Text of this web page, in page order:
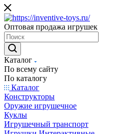
Оптовая продажа игрушек
Каталог
По всему сайту
По каталогу
Каталог
Конструкторы
Оружие игрушечное
Куклы
Игрушечный транспорт